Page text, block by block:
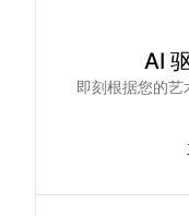
AI
即刻根据您的